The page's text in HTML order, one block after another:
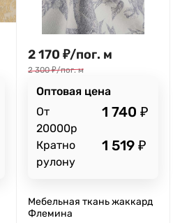
2 170 ₽/пог. м
2 300 ₽/пог. м
Оптовая цена
От
20000р
1 740 ₽
Кратно
рулону
1 519 ₽
Мебельная ткань жаккард
Флемина